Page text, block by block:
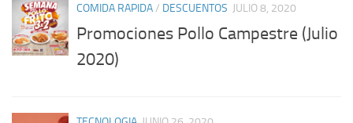
COMIDA RAPIDA/ DESCUENTOS JULIO 8, 2020
Promociones Pollo Campestre (Julio
2020)